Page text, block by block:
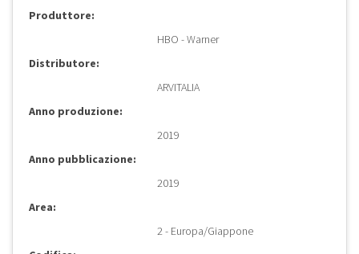
Produttore:
HBO - Warner
Distributore:
ARVITALIA
Anno produzione:
2019
Anno pubblicazione:
2019
Area:
2 - Europa/Giappone